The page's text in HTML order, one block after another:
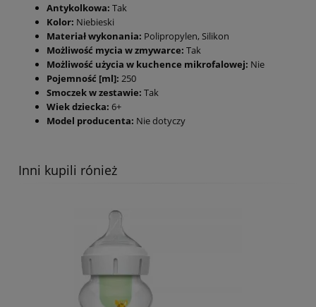
Antykolkowa: Tak
Kolor: Niebieski
Materiał wykonania: Polipropylen, Silikon
Możliwość mycia w zmywarce: Tak
Możliwość użycia w kuchence mikrofalowej: Nie
Pojemność [ml]: 250
Smoczek w zestawie: Tak
Wiek dziecka: 6+
Model producenta: Nie dotyczy
Inni kupili rónież